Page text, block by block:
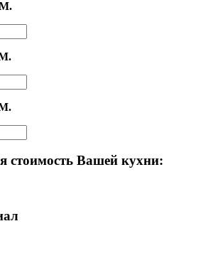
стоимость Вашей кухни: